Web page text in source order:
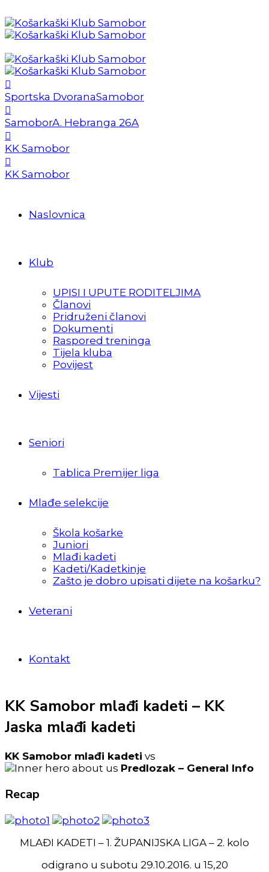
Sportska DvoranaSamobor
SamoborA. Hebranga 26A
KK Samobor
KK Samobor
Naslovnica
Klub
UPISI I UPUTE RODITELJIMA
Članovi
Pridruženi članovi
Dokumenti
Raspored treninga
Tijela kluba
Povijest
Vijesti
Seniori
Tablica Premijer liga
Mlađe selekcije
Škola košarke
Juniori
Mlađi kadeti
Kadeti/Kadetkinje
Zašto je dobro upisati dijete na košarku?
Veterani
Kontakt
KK Samobor mlađi kadeti – KK
Jaska mlađi kadeti
KK Samobor mlađi kadeti vs
Predlozak – General Info
Recap
MLAĐI KADETI – 1. ŽUPANIJSKA LIGA – 2. kolo
odigrano u subotu 29.10.2016. u 15,20